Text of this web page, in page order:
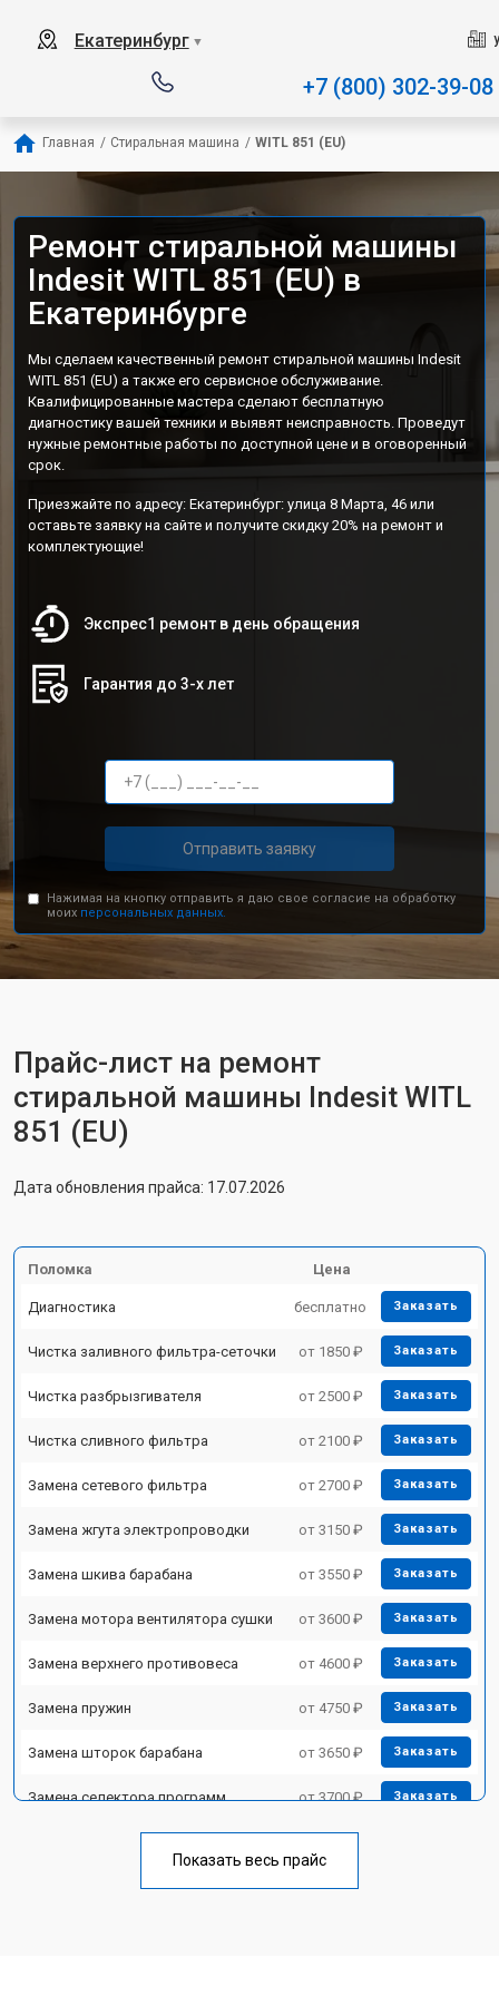
Екатеринбург ▼
+7 (800) 302-39-08
Главная / Стиральная машина / WITL 851 (EU)
Ремонт стиральной машины
Indesit WITL 851 (EU) в
Екатеринбурге
Мы сделаем качественный ремонт стиральной машины Indesit
WITL 851 (EU) а также его сервисное обслуживание.
Квалифицированные мастера сделают бесплатную
диагностику вашей техники и выявят неисправность. Проведут
нужные ремонтные работы по доступной цене и в оговоренный
срок.
Приезжайте по адресу: Екатеринбург: улица 8 Марта, 46 или
оставьте заявку на сайте и получите скидку 20% на ремонт и
комплектующие!
Экспрес1 ремонт в день обращения
Гарантия до 3-х лет
Отправить заявку
Нажимая на кнопку отправить я даю свое согласие на обработку
моих персональных данных.
Прайс-лист на ремонт
стиральной машины Indesit WITL
851 (EU)
Дата обновления прайса: 17.07.2026
Поломка Цена
Диагностика бесплатно Заказать
Чистка заливного фильтра-сеточки от 1850 ₽ Заказать
Чистка разбрызгивателя от 2500 ₽ Заказать
Чистка сливного фильтра от 2100 ₽ Заказать
Замена сетевого фильтра от 2700 ₽ Заказать
Замена жгута электропроводки от 3150 ₽ Заказать
Замена шкива барабана от 3550 ₽ Заказать
Замена мотора вентилятора сушки от 3600 ₽ Заказать
Замена верхнего противовеса от 4600 ₽ Заказать
Замена пружин от 4750 ₽ Заказать
Замена шторок барабана от 3650 ₽ Заказать
Замена селектора программ от 3700 ₽ Заказать
Замена опоры бака от 2800 ₽
Показать весь прайс